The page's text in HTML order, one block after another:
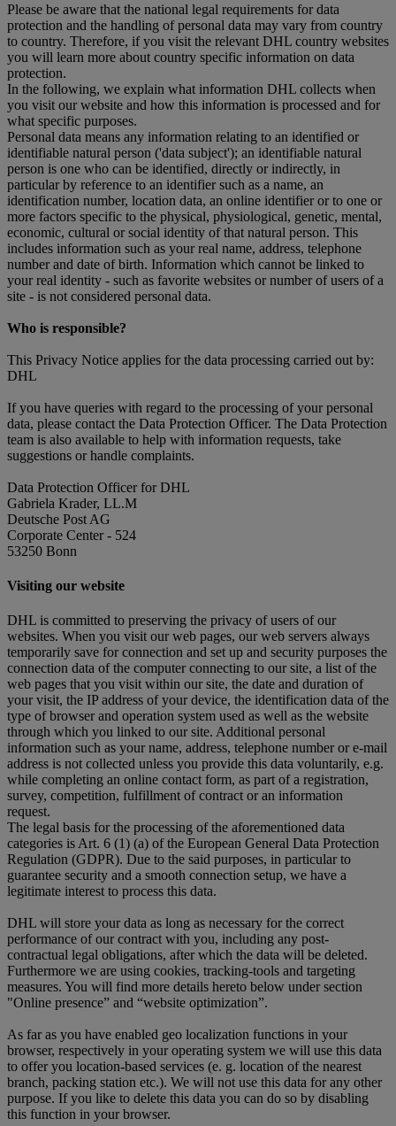
Please be aware that the national legal requirements for data
protection and the handling of personal data may vary from country
to country. Therefore, if you visit the relevant DHL country websites
you will learn more about country specific information on data
protection.
In the following, we explain what information DHL collects when
you visit our website and how this information is processed and for
what specific purposes.
Personal data means any information relating to an identified or
identifiable natural person ('data subject'); an identifiable natural
person is one who can be identified, directly or indirectly, in
particular by reference to an identifier such as a name, an
identification number, location data, an online identifier or to one or
more factors specific to the physical, physiological, genetic, mental,
economic, cultural or social identity of that natural person. This
includes information such as your real name, address, telephone
number and date of birth. Information which cannot be linked to
your real identity - such as favorite websites or number of users of a
site - is not considered personal data.
Who is responsible?
This Privacy Notice applies for the data processing carried out by:
DHL
If you have queries with regard to the processing of your personal
data, please contact the Data Protection Officer. The Data Protection
team is also available to help with information requests, take
suggestions or handle complaints.
Data Protection Officer for DHL
Gabriela Krader, LL.M
Deutsche Post AG
Corporate Center - 524
53250 Bonn
Visiting our website
DHL is committed to preserving the privacy of users of our
websites. When you visit our web pages, our web servers always
temporarily save for connection and set up and security purposes the
connection data of the computer connecting to our site, a list of the
web pages that you visit within our site, the date and duration of
your visit, the IP address of your device, the identification data of the
type of browser and operation system used as well as the website
through which you linked to our site. Additional personal
information such as your name, address, telephone number or e-mail
address is not collected unless you provide this data voluntarily, e.g.
while completing an online contact form, as part of a registration,
survey, competition, fulfillment of contract or an information
request.
The legal basis for the processing of the aforementioned data
categories is Art. 6 (1) (a) of the European General Data Protection
Regulation (GDPR). Due to the said purposes, in particular to
guarantee security and a smooth connection setup, we have a
legitimate interest to process this data.
DHL will store your data as long as necessary for the correct
performance of our contract with you, including any post-
contractual legal obligations, after which the data will be deleted.
Furthermore we are using cookies, tracking-tools and targeting
measures. You will find more details hereto below under section
"Online presence” and “website optimization”.
As far as you have enabled geo localization functions in your
browser, respectively in your operating system we will use this data
to offer you location-based services (e. g. location of the nearest
branch, packing station etc.). We will not use this data for any other
purpose. If you like to delete this data you can do so by disabling
this function in your browser.